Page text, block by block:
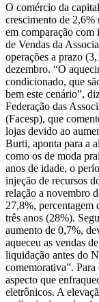
O comércio da
crescimento de 2,6%
em comparação
de Vendas da
operações a prazo
dezembro. “O
condicionado, que
bem este cenário”,
Federação das
(Facesp), que
lojas devido ao
Burti, aponta para a
como os de moda
anos de idade, o
injeção de recursos
relação a novembro
27,8%, percentagem
três anos (28%).
aumento de 0,7%,
aqueceu as vendas
liquidação antes do
comemorativa”.
aspecto que
eletrônicos. A